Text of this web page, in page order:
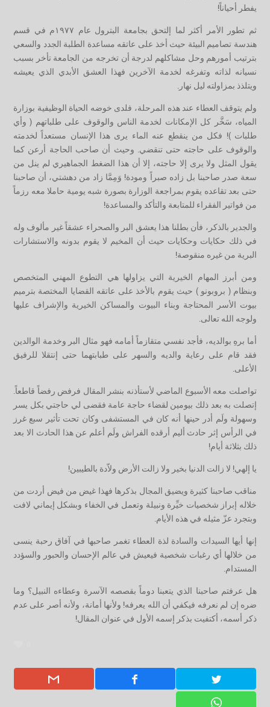
يفطر أحياناً!
ثم تطور الأمر أكثر لما إلتحق بجامعة البترول عام ١٩٧٧م في قسم
هندسة تصاميم البيئة حيث أخذ على عاتقه مساعدة الطلبة الجدد والسعي
بترتيب أمورهم وحل مشاكلهم لدرجة أن تخرجه من الجامعة تأخر بسبب
نسيانه لذاته وتفرغه لخدمة الآخرين فهذا العشق الأبدي الذي يعيشه
ويتلذذ بمزاولته ليل نهار.
ولم يتوقف العطاء عند هذه المرحلة، فلدى خوضه الحياة الوظيفية بوزارة
المياه، سَخَّر كل الإمكانات لخدمة الناس والوقوف على طلباتهم ( وأي
طلبات )! فكل من ينقطع عنه الماء يرى هذا الإنسان مستعداً لخدمته
والوقوف على حاجته حتى تنقضي. وحيث أن صاحب الحاجة أرعن كما
يقول المثل ولا يرى إلا حاجته، إلا أن هذا الضغط الجماهيري لم ينل من
سعة صدر صاحبنا بل زاده صبراً ومودة! وَمِمَّا زاد من دهشتي، أن صاحبنا
حتى بعد تقاعده يقوم بمراجعة الوزارة بصورة شبه يومية حاملا معه رزماً
من فواتير الفقراء للمتابعة والتأكد والمساعدة!
والجدير بالذكر، فأن بطلنا هذا يعشق البر والصحراء عشقاً غير مألوف وله
في ذلك حكايات وحكايات حيث أن المخيم لا يقوم بدونه والاستشارات
البرية من غيره منقوصة!
ومن أبرز المهام الخيرية التي يزاولها هي التطوع المهني المتخصص
وبنظام ( بروبونو ) حيث يقوم بالأخذ على عاتقه القضايا المختصة بترميم
بيوت الأسر المحتاجة وبناء البيوت والمساكن الخيرية والإشراف عليها
ولوجه الله تعالى.
أما برهِ بوالديه، فأجد نفسي متقازماً أمامه فهو مثال البر وخدمة الوالدين
فقد قام على رعاية والديه والسهر على طبابتهما حتى إنتقلا للرفيق
الأعلى.
تواصلت معه الأسبوع الماضي لأستأذنه بنشر المقال فرفض رفضاً قاطعاً.
إتصلت به بعد ذلك بيومين لقضاء حاجة عامة فقضى لي حاجتي بكل يسر
وسهولة ولَم أدر حينها أنه كان في المستشفى وكان تحت تأثير سبع غرز
في الرأس إثر حادث أليم أرقده الفراش ولَم أعلم عن هذا الحادث الا بعد
ذلك بثلاثة أيام!
يا إلهي! لا زالت الدنيا بخير ولا زالت الأرض ولاّدة بالطيبين!
مناقب صاحبنا كثيرة ويضيق المجال بذكرها فهذا غيض من فيض أردت من
خلاله إبراز شخصيات خيِّرة ونبيلة وتعمل في الخفاء وبشكل إيماني لافت
وبتجرد عزّ مثيله في هذه الأيام.
إنها أيها السيدات والسادة لذة العطاء تغمر صاحبها في آفاق رحبة ينسى
من خلالها أي رغبات شخصية فيعيش في عالم الإحسان والحبور والسؤدد
المستدام.
هل عرفتم صاحبنا الذي يتعبنا دوماً بقصصه الآسرة وعطاءه النبيل؟ وما
ضره إن لم نعرفه فيكفي أن الله يعرفه! ولأنها أمانة، ولأنه أصر على عدم
ذكر أسمه، أكتفيت بذكر إسمه الأول في عنوان المقال!